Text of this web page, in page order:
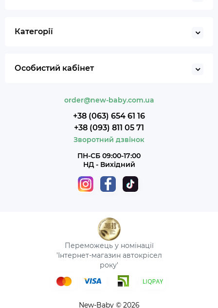
Категорії
Особистий кабінет
order@new-baby.com.ua
+38 (063) 654 61 16
+38 (093) 811 05 71
Зворотний дзвінок
ПН-СБ 09:00-17:00
НД - Вихідний
New-Baby © 2026
Переможець у номінації
'Інтернет-магазин автокрісел
року'